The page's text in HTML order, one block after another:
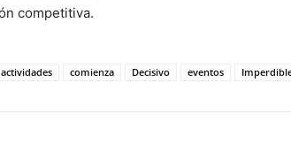
competitiva.
actividades comienza Decisivo eventos